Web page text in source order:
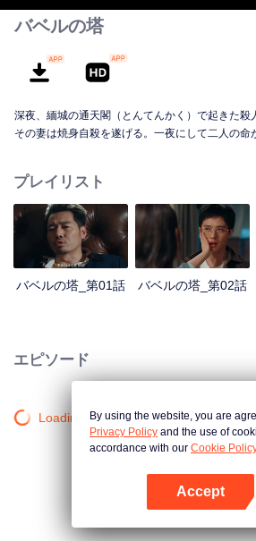
バベルの塔
深夜、緬城の通天閣（とんてんかく）で起きた殺
その妻は焼身自殺を遂げる。一夜にして二人の命
ら運命の網に飛び込んだことを。次々と明らかに
もはや誰も無傷では逃れられない。 罠か、復讐か、それとも——。すべての
嘘が剥がれ落ちた先に待つ、驚愕の真実とは。
プレイリスト
バベルの塔_第01話 バベルの塔_第02話
エピソード
Loading…By using the website, you are
Privacy Policy and the use of
accordance with our Cookie
Accept